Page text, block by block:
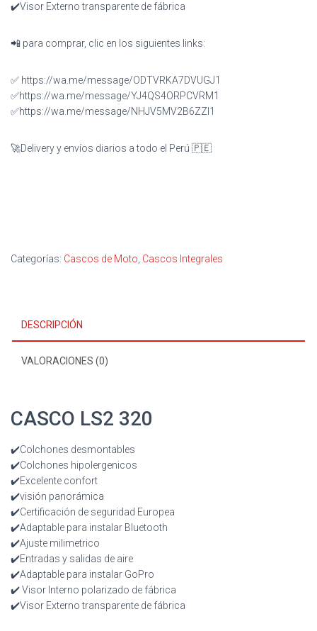
✔️Visor Externo transparente de fábrica
📲 para comprar, clic en los siguientes links:
✅ https://wa.me/message/ODTVRKA7DVUGJ1
✅https://wa.me/message/YJ4QS4ORPCVRM1
✅https://wa.me/message/NHJV5MV2B6ZZI1
🚀Delivery y envíos diarios a todo el Perú 🇵🇪
Categorías: Cascos de Moto Cascos Integrales
DESCRIPCIÓN
VALORACIONES (0)
CASCO LS2 320
✔️Colchones desmontables
✔️Colchones hipolergenicos
✔️Excelente confort
✔️visión panorámica
✔️Certificación de seguridad Europea
✔️Adaptable para instalar Bluetooth
✔️Ajuste milimetrico
✔️Entradas y salidas de aire
✔️Adaptable para instalar GoPro
✔️ Visor Interno polarizado de fábrica
✔️Visor Externo transparente de fábrica